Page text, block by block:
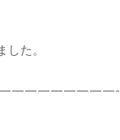
た。